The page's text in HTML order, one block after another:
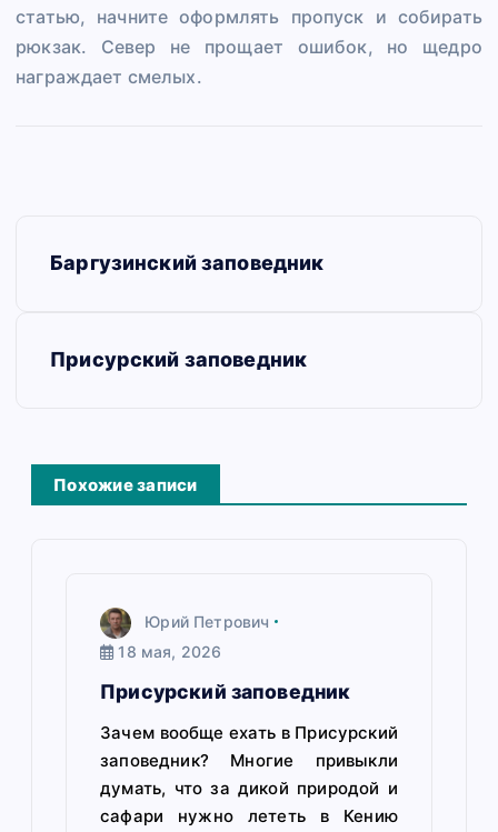
статью, начните оформлять пропуск и собирать
рюкзак. Север не прощает ошибок, но щедро
награждает смелых. ️
Баргузинский заповедник
Присурский заповедник
Похожие записи
Юрий Петрович
18 мая, 2026
Присурский заповедник
Зачем вообще ехать в Присурский
заповедник? Многие привыкли
думать, что за дикой природой и
сафари нужно лететь в Кению